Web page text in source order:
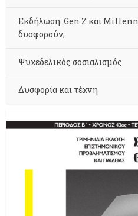
Εκδήλωση: Gen Z και
δυσφορούν;
Ψυχεδελικός σοσιαλισμός
Δυσφορία και τέχνη